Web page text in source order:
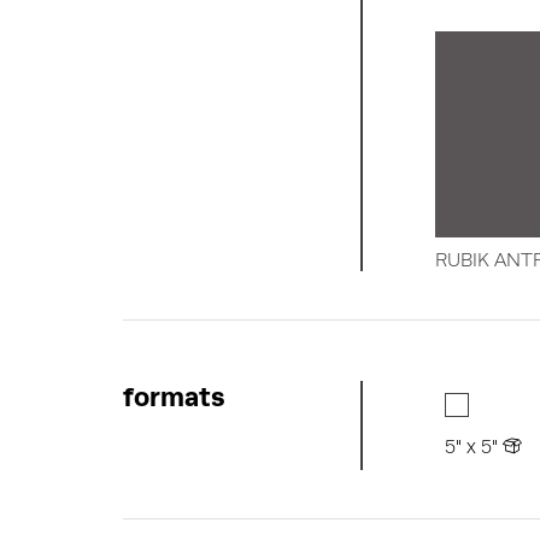
RUBIK
formats
5" x 5"